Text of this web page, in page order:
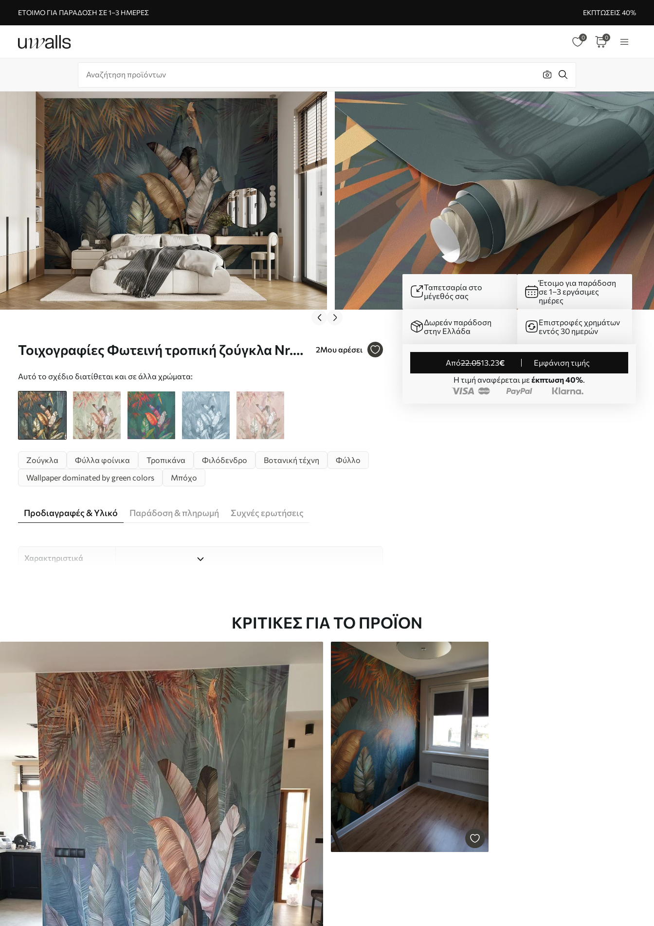
ΈΤΟΙΜΟ ΓΙΑ ΠΑΡΆΔΟΣΗ ΣΕ 1–3 ΗΜΈΡΕΣ ΕΚΠΤΏΣΕΙΣ 40%
0 0
Τοιχογραφίες Φωτεινή τροπική ζούγκλα Nr.
2Μου αρέσει
Αυτό το σχέδιο διατίθεται και σε άλλα χρώματα:
Ταπετσαρία στο
μέγεθός σας
Έτοιμο για παράδοση
σε 1–3 εργάσιμες
ημέρες
Δωρεάν παράδοση
στην Ελλάδα
Επιστροφές χρημάτων
εντός 30 ημερών
από22.0513.23€
Εμφάνιση τιμής
Η τιμή αναφέρεται με έκπτωση 40%.
Ζούγκλα Φύλλα φοίνικα Τροπικάνα Φιλόδενδρο Βοτανική τέχνη
Φύλλο
Wallpaper dominated by green colors
Μπόχο
Προδιαγραφές & Υλικό Παράδοση & πληρωμή Συχνές ερωτήσεις
Χαρακτηριστικά
Συγγραφέας UWALLS
Παραγωγή
Η εικόνα εκτυπώνεται στο μέγεθος που έχετε ορίσει και κόβεται σε
πανομοιότυπες λωρίδες πλάτους έως 50 cm.
Επιπλέον
Μπορείτε να προσθέσετε μια επίστρωση βερνικιού και/ή κόλλα
ταπετσαρίας.
Καθαρισμός
Η ταπετσαρία μπορεί να καθαριστεί απαλά με ένα μαλακό σφουγγάρι.
Οι ταπετσαρίες με βερνίκι μπορούν να καθαριστούν με νερό.
Μέθοδος εφαρμογής Απρόσκοπτη εφαρμογή
Διαθέσιμα υλικά
Στάνταρ
.9826.99€ /m²
Πρίμιουμ
56.6734.00€/m²
Premium βινύλιο
65.0039.00 €/m²
Peel and Stick
81.6749.00€/m²
ΚΡΙΤΙΚΈΣ ΓΙΑ ΤΟ ΠΡΟΪΌΝ